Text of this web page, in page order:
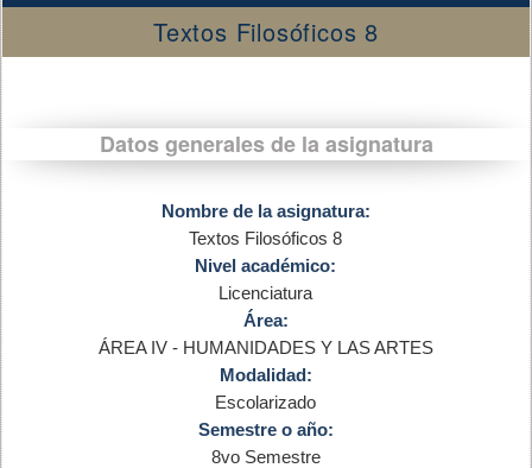
Textos Filosóficos 8
Datos generales de la asignatura
Nombre de la asignatura:
Textos Filosóficos 8
Nivel académico:
Licenciatura
Área:
ÁREA IV - HUMANIDADES Y LAS ARTES
Modalidad:
Escolarizado
Semestre o año:
8vo Semestre